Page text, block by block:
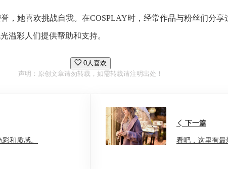
，她喜欢挑战自我。在COSPLAY时，经常作品与粉丝们分
溢彩人们提供帮助和支持。
0人喜欢
声明：原创文章请勿转载，如需转载请注明出处！
和质感。
下一篇
看吧，这里有最